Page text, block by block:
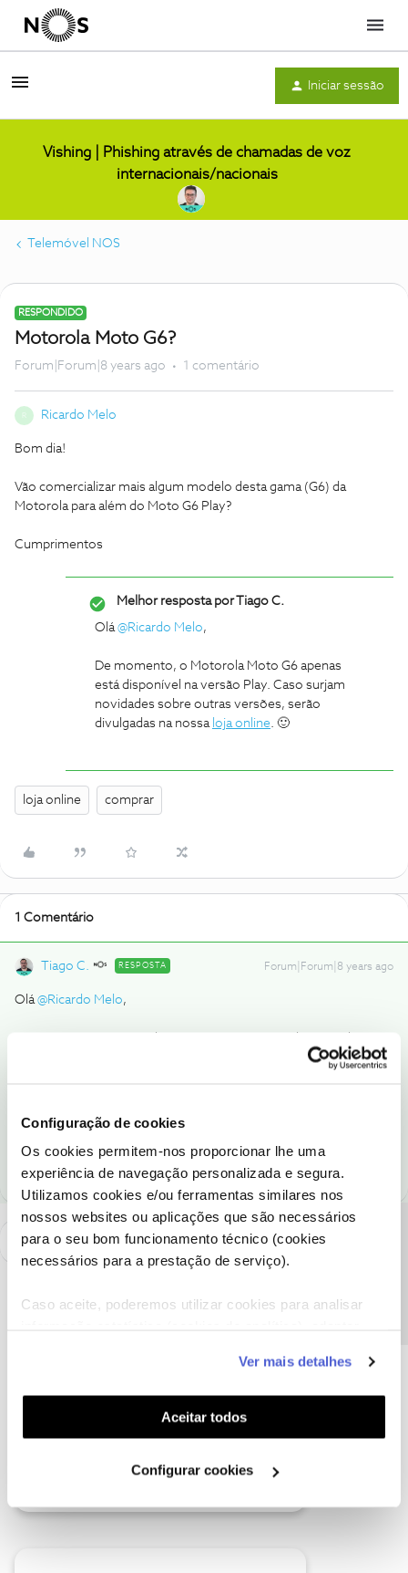
Configuração de cookies
Os cookies permitem-nos proporcionar lhe uma
experiência de navegação personalizada e segura.
Utilizamos cookies e/ou ferramentas similares nos
nossos websites ou aplicações que são necessários
para o seu bom funcionamento técnico (cookies
necessários para a prestação de serviço).
Caso aceite, poderemos utilizar cookies para analisar
funcionalidades (cookies de personalização e
funcionalidade) e adaptar anúncios aos seus interesses
(cookies de publicidade personalizada). Pode gerir a
utilização dos cookies clicando em "Configurar
Ver mais detalhes
Aceitar todos
Configurar cookies
Menu
Iniciar sessão
Vishing | Phishing através de chamadas de voz
internacionais/nacionais
Telemóvel NOS
RESPONDIDO
Motorola Moto G6?
Forum|Forum|8 years ago 1 comentário
R Ricardo Melo
Bom dia!
Vão comercializar mais algum modelo desta gama (G6) da
Motorola para além do Moto G6 Play?
Cumprimentos
Melhor resposta porTiago C.
Olá@Ricardo Melo,
De momento, o Motorola Moto G6 apenas
está disponível na versão Play. Caso surjam
novidades sobre outras versões, serão
divulgadas na nossa loja online. 🙂
loja online comprar
1 Comentário
Tiago C. RESPOSTA Forum|Forum|8 years ago
Olá@Ricardo Melo,
versão Play. Caso surjam novidades sobre outras versões, serão
Ajude a comunidade a encontrar informação relevante. Marque
como "Melhor Resposta" e faça "Like" nos melhores comentários.